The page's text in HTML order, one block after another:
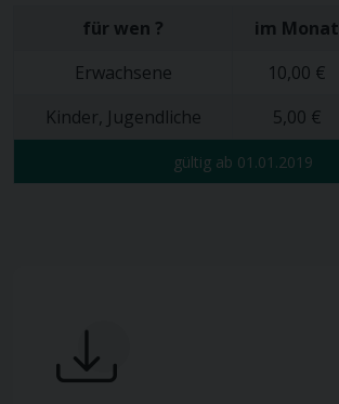
für wen ? im Monat
Erwachsene
10,00 €
Kinder, Jugendliche
5,00 €
gültig ab 01.01.2019